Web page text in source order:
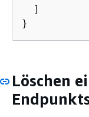
  ]
}
Löschen